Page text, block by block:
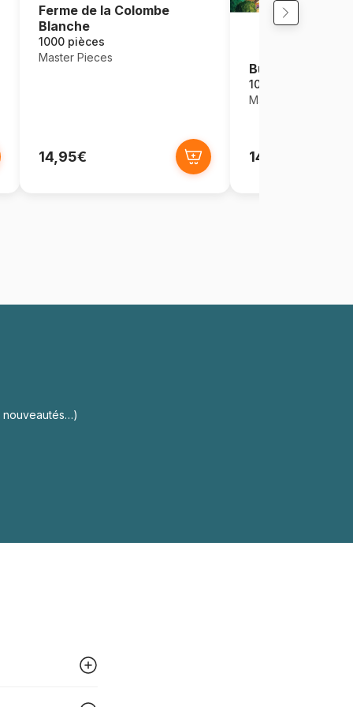
Ferme de la Colombe
Blanche
1000 pièces
Master Pieces
14,95€
Bungalowville
1000 pièces
Master Pieces
14,95€
nouveautés…)